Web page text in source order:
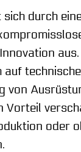
sich durch
von
Vorteil
oder